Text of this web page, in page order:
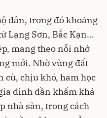
dân, trong đó khoảng
Lạng Sơn, Bắc Kạn…
mang theo nỗi nhớ
mới. Nhờ vùng đất
cù, chịu khó, ham học
đình dần khấm khá
nhà sàn, trong cách